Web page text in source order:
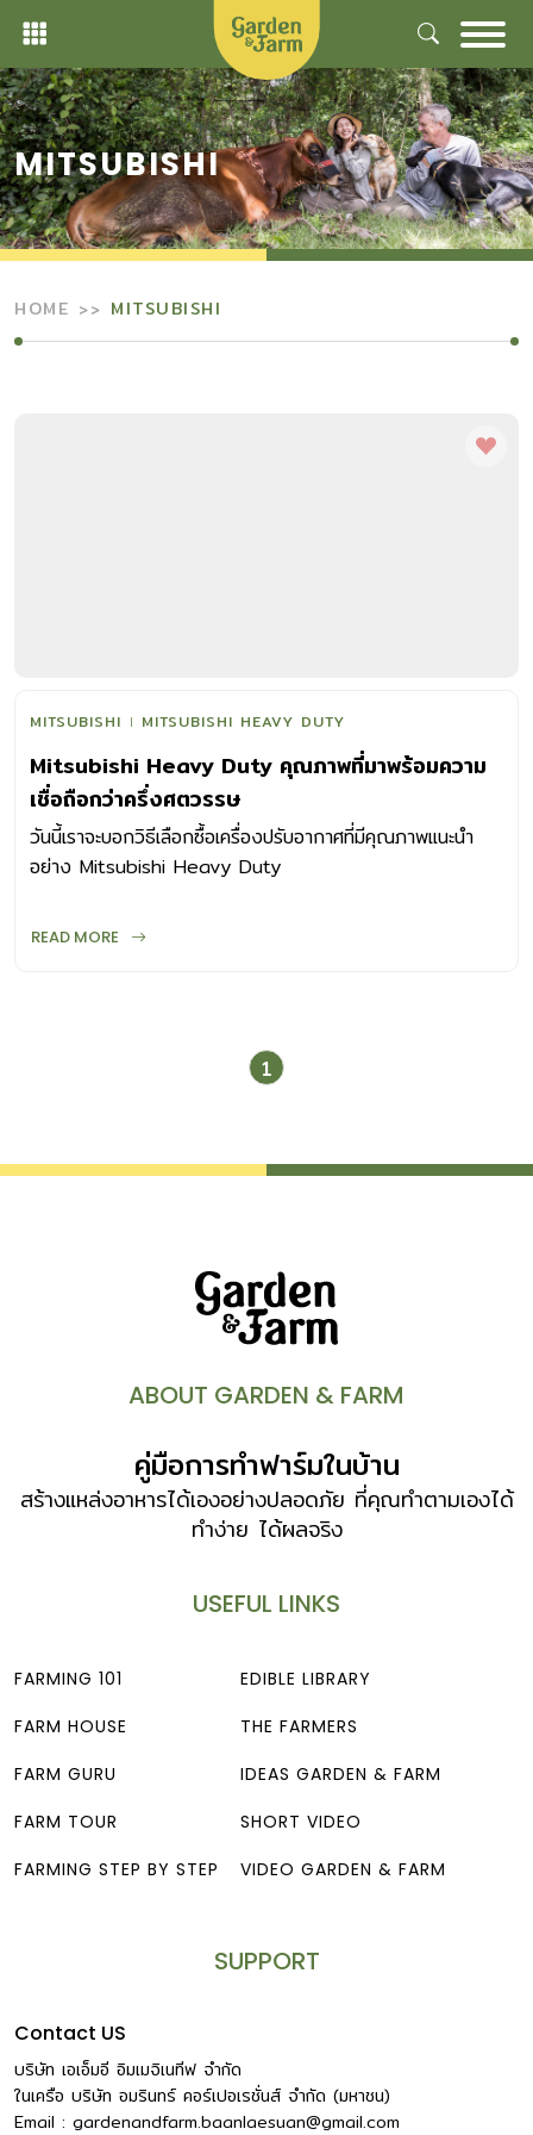
Skip
content
MITSUBISHI
HOME MITSUBISHI
MITSUBISHI MITSUBISHI HEAVY DUTY
Mitsubishi Heavy Duty คุณภาพที่มาพร้อมความ
เชื่อถือกว่าครึ่งศตวรรษ
วันนี้เราจะบอกวิธีเลือกซื้อเครื่องปรับอากาศที่มีคุณภาพแนะนำ
อย่าง Mitsubishi Heavy Duty
READ MORE
1
ABOUT GARDEN & FARM
คู่มือการทำฟาร์มในบ้าน
สร้างแหล่งอาหารได้เองอย่างปลอดภัย ที่คุณทำตามเองได้
ทำง่าย ได้ผลจริง
USEFUL LINKS
FARMING 101
FARM HOUSE
FARM GURU
FARM TOUR
FARMING STEP BY STEP
EDIBLE LIBRARY
THE FARMERS
IDEAS GARDEN & FARM
SHORT VIDEO
VIDEO GARDEN & FARM
SUPPORT
Contact US
บริษัท เอเอ็มอี อิมเมจิเนทีฟ จำกัด
ในเครือ บริษัท อมรินทร์ คอร์เปอเรชั่นส์ จำกัด (มหาชน)
Email : gardenandfarm.baanlaesuan@gmail.com